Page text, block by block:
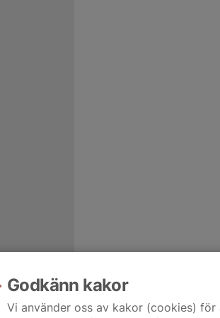
Godkänn kakor
Vi använder oss av kakor (cookies)